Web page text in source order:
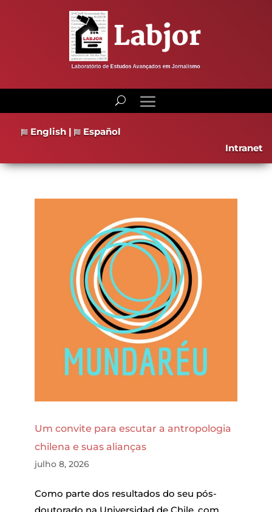
English |
Español
Intranet
Um convite para escutar a antropologia
chilena e suas alianças
julho 8, 2026
Como parte dos resultados do seu pós-